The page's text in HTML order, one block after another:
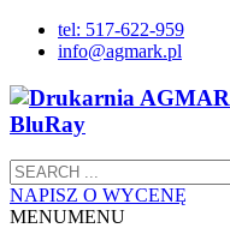
tel: 517-622-959
info@agmark.pl
NAPISZ O WYCENĘ
MENUMENU